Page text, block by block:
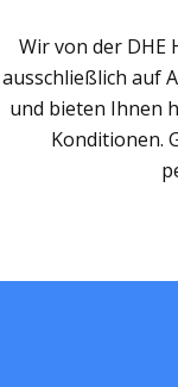
Wir von der DHE
ausschließlich auf
und bieten Ihnen
Konditionen.